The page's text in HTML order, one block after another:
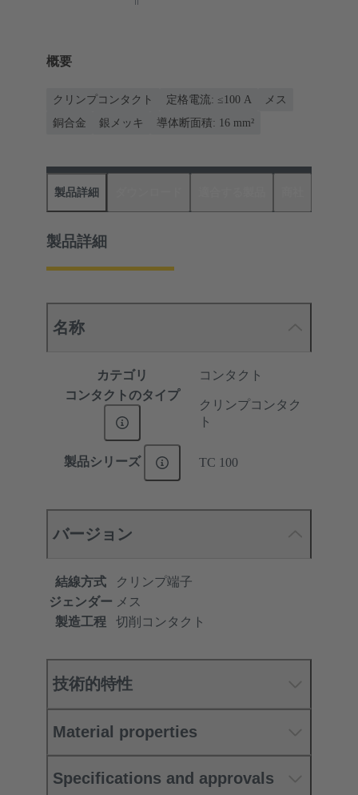
概要
クリンプコンタクト 定格電流: ≤100 A
メス
銅合金
銀メッキ 導体断面積: 16 mm²
製品詳細
製品詳細
名称
カテゴリ
コンタクト
コンタクトのタイプ
クリンプコンタク
ト
製品シリーズ TC 100
バージョン
結線方式
クリンプ端子
ジェンダー メス
製造工程
切削コンタクト
技術的特性
Material properties
Specifications and approvals